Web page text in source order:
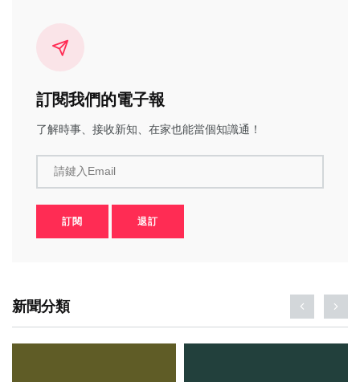
訂閱我們的電子報
了解時事、接收新知、在家也能當個知識通！
請鍵入Email
訂閱 退訂
新聞分類